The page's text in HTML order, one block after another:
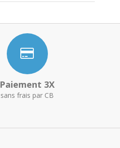
Paiement 3X
sans frais par CB